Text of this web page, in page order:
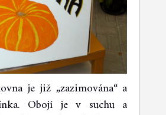
je již „zazimována“ a
Obojí je v suchu a